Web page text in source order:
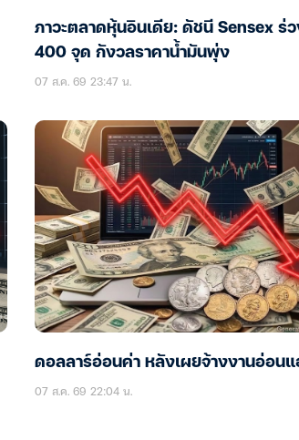
ภาวะตลาดหุ้นอินเดีย: ดัชนี Sensex ร่ว
400 จุด กังวลราคาน้ำมันพุ่ง
07 ส.ค. 69 23:47 น.
ดอลลาร์อ่อนค่า หลังเผยจ้างงานอ่อนแ
07 ส.ค. 69 22:04 น.